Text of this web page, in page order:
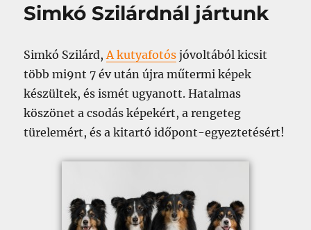
Simkó Szilárdnál jártunk
Simkó Szilárd, A kutyafotós jóvoltából kicsit
több mi9nt 7 év után újra műtermi képek
készültek, és ismét ugyanott. Hatalmas
köszönet a csodás képekért, a rengeteg
türelemért, és a kitartó időpont-egyeztetésért!